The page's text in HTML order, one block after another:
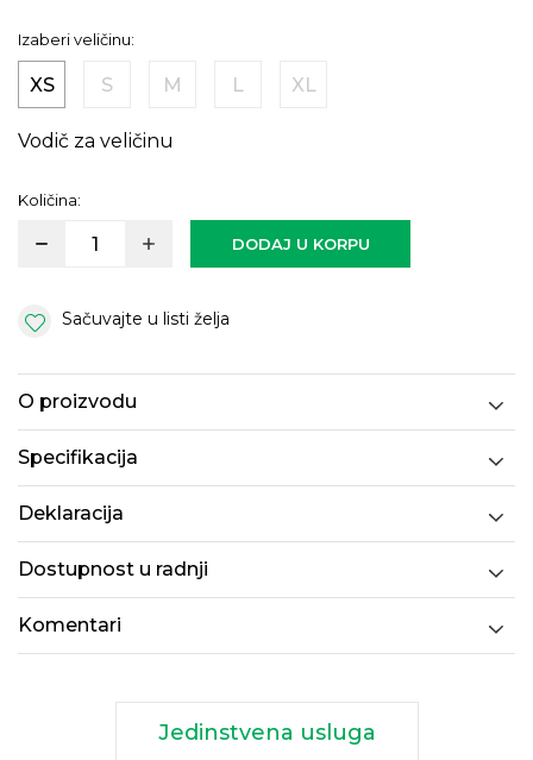
Izaberi veličinu:
XS S M L XL
Vodič za veličinu
Količina:
DODAJ U KORPU
Sačuvajte u listi želja
O proizvodu
Specifikacija
Deklaracija
Dostupnost u radnji
Komentari
Jedinstvena usluga